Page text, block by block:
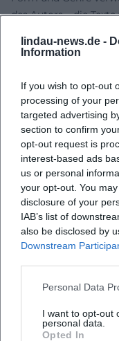
lindau-news.de -
Information
If you wish to opt-out
processing of your
targeted advertising
section to confirm
opt-out request is
interest-based ads
us or personal
your opt-out. You
disclosure of your
IAB’s list of
also be disclosed by
Downstream
Personal Data
I want to opt-out
personal data.
Opted In
des Autors – die
Kritische Rezeption:
Aufmerksamkeit.
Originalität, verorten
Heimat- und
Nostalgie.
Autofiktionale
bleibt nicht statisch,
Band. Dadurch
Gesamtwerk
Roman über ein
wurde, unterstreicht
– die Literatur als
Die Preisgeschichte
hochrangigen
entsteht das Bild
kontinuierlich